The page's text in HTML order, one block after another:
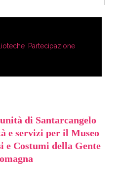
, Partecipazione
di Santarcangelo
e servizi per il Museo
e Costumi della Gente